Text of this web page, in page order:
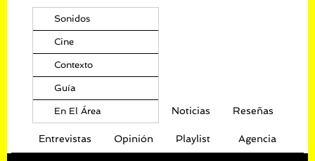
Sonidos
Cine
Contexto
Guía
En El Área Noticias Reseñas
Entrevistas Opinión Playlist Agencia